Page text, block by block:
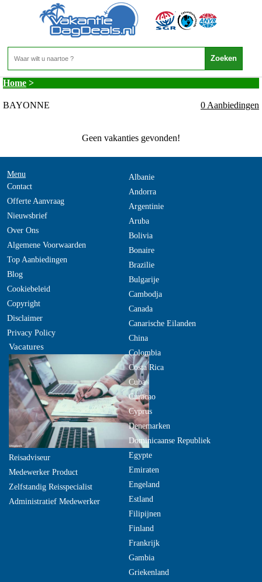
Frankrijk - AQUITAINE - BAYONNE
Home >
BAYONNE 0 Aanbiedingen
Geen vakanties gevonden!
Menu
Contact
Offerte Aanvraag
Nieuwsbrief
Over Ons
Algemene Voorwaarden
Top Aanbiedingen
Blog
Cookiebeleid
Copyright
Disclaimer
Privacy Policy
Vacatures
Reisadviseur
Medewerker Product
Zelfstandig Reisspecialist
Administratief Medewerker
Albanie
Andorra
Argentinie
Aruba
Bolivia
Bonaire
Brazilie
Bulgarije
Cambodja
Canada
Canarische Eilanden
China
Colombia
Costa Rica
Cuba
Curacao
Cyprus
Denemarken
Dominicaanse Republiek
Egypte
Emiraten
Engeland
Estland
Filipijnen
Finland
Frankrijk
Gambia
Griekenland